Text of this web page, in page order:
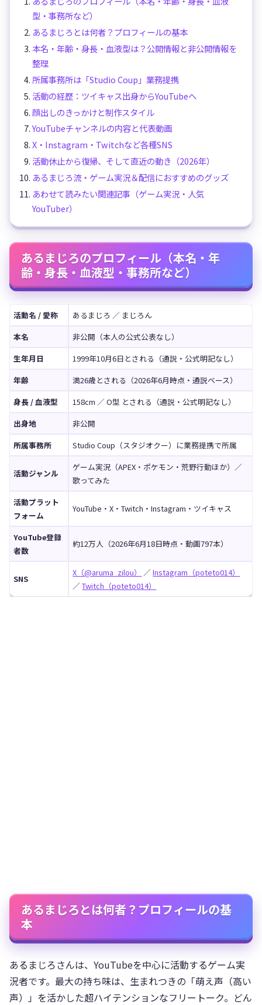
型・事務所など）
あるまじろとは何者？プロフィールの基本
本名・年齢・身長・血液型は？公開情報と非公開情報を
整理
所属事務所は「Studio Coup」業務提携
活動の経歴：ツイキャス出身からYouTubeへ
顔出しのきっかけと制作スタイル
YouTubeチャンネルの内容と代表動画
X・Instagram・Twitchなど各種SNS
活動休止から復帰、そして直近の動き（2026年）
あるまじろ流・ゲーム実況＆配信におすすめのグッズ
あわせて読みたい関連記事（ゲーム実況・人気
YouTuber）
あるまじろのプロフィール（本名・年
齢・身長・血液型・事務所など）
活動名 / 愛称
あるまじろ ／ まじろん
本名
非公開（本人の公式公表なし）
生年月日
1999年10月6日とされる（通説・公式明記なし）
年齢
満26歳とされる（2026年6月時点・通説ベース）
身長 / 血液型
158cm ／ O型 とされる（通説・公式明記なし）
出身地
非公開
所属事務所
Studio Coup（スタジオクー）に業務提携で所属
活動ジャンル
ゲーム実況（APEX・ポケモン・荒野行動ほか）／
歌ってみた
活動プラット
フォーム
YouTube・X・Twitch・Instagram・ツイキャス
YouTube登録
者数
約12万人（2026年6月18日時点・動画797本）
SNS
X（@aruma_zilou） ／Instagram（poteto014）
／Twitch（poteto014）
あるまじろとは何者？プロフィールの基
本
あるまじろさんは、YouTubeを中心に活動するゲーム実
況者です。最大の持ち味は、生まれつきの「萌え声（高い
声）」を活かした超ハイテンションなフリートーク。どん